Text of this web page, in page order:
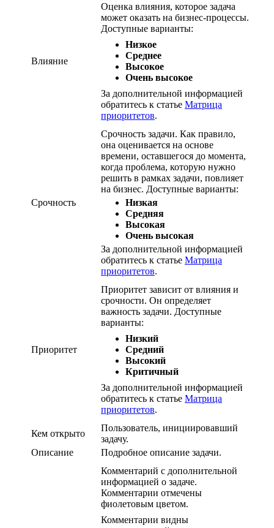
Влияние
Оценка влияния, которое задача
может оказать на бизнес-процессы.
Доступные варианты:
Низкое
Среднее
Высокое
Очень высокое
За дополнительной информацией
обратитесь к статье Матрица
приоритетов.
Срочность
Срочность задачи. Как правило,
она оценивается на основе
времени, оставшегося до момента,
когда проблема, которую нужно
решить в рамках задачи, повлияет
на бизнес. Доступные варианты:
Низкая
Средняя
Высокая
Очень высокая
За дополнительной информацией
обратитесь к статье Матрица
приоритетов.
Приоритет
Приоритет зависит от влияния и
срочности. Он определяет
важность задачи. Доступные
варианты:
Низкий
Средний
Высокий
Критичный
За дополнительной информацией
обратитесь к статье Матрица
приоритетов.
Кем открыто
Пользователь, инициировавший
задачу.
Описание
Подробное описание задачи.
Комментарий с дополнительной
информацией о задаче.
Комментарии отмечены
фиолетовым цветом.
Комментарии видны